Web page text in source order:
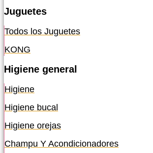
Juguetes
Todos los Juguetes
KONG
Higiene general
Higiene
Higiene bucal
Higiene orejas
Champu Y Acondicionadores